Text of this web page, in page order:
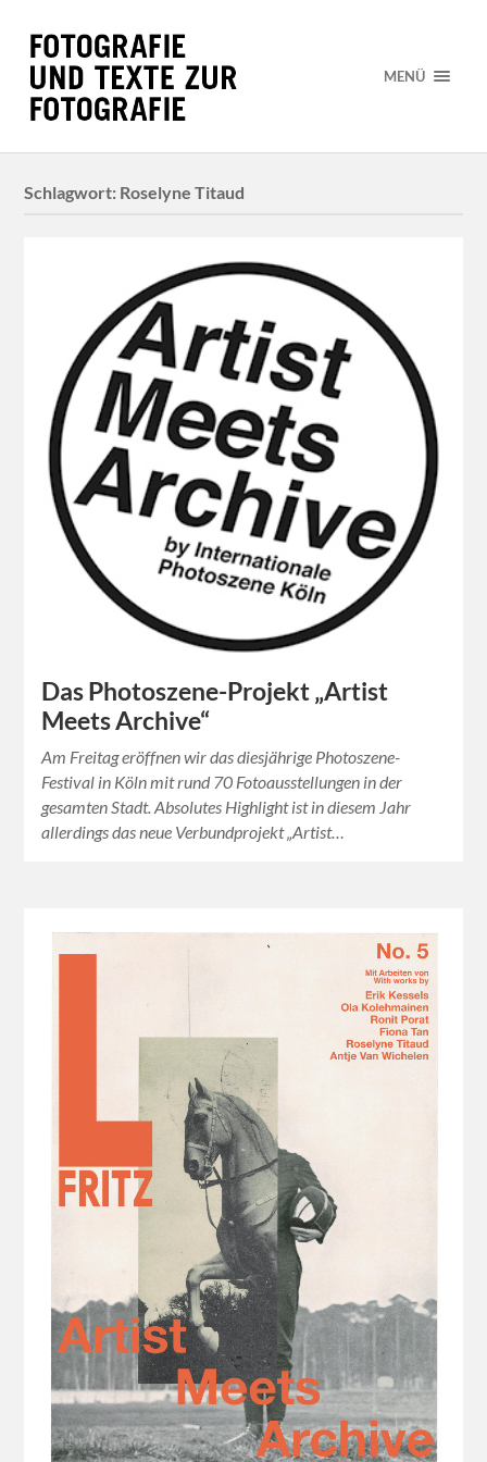
MENÜ
Schlagwort: Roselyne Titaud
Das Photoszene-Projekt „Artist
Meets Archive“
Am Freitag eröffnen wir das diesjährige Photoszene-
Festival in Köln mit rund 70 Fotoausstellungen in der
gesamten Stadt. Absolutes Highlight ist in diesem Jahr
allerdings das neue Verbundprojekt „Artist…